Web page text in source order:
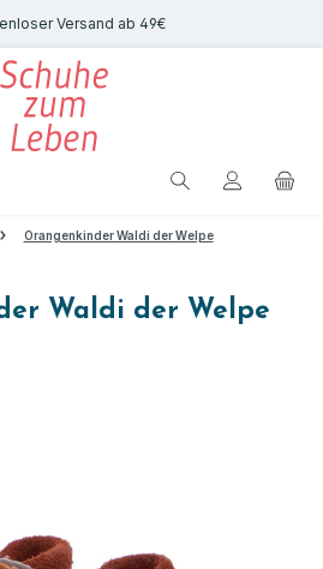
Versand ab 49€
Orangenkinder Waldi der Welpe
Waldi der Welpe